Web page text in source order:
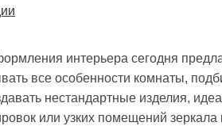
интерьера сегодня
все особенности комнаты,
нестандартные изделия,
или узких помещений зеркала